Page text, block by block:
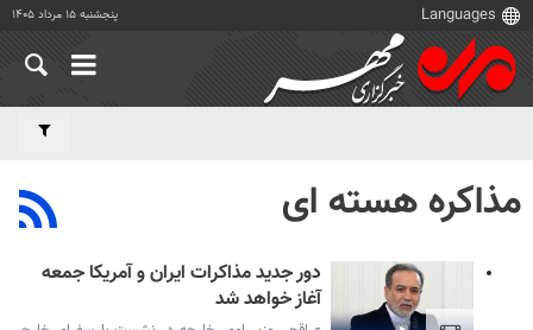
پنجشنبه ۱۵ مرداد ۱۴۰۵
مذاکره هسته ای
دور جدید مذاکرات ایران و آمریکا جمعه
آغاز خواهد شد